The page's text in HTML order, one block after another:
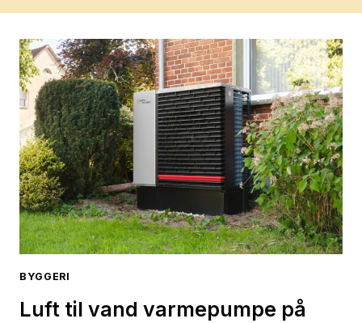
BYGGERI
Luft til vand varmepumpe på